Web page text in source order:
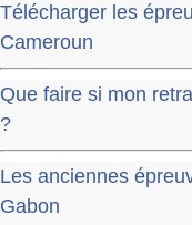
Télécharger les
Cameroun
Que faire si mon
?
Les anciennes
Gabon